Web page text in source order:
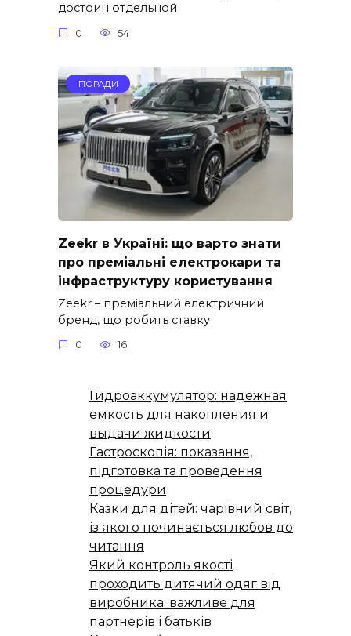
достоин отдельной
0 54
ПОРАДИ
Zeekr в Україні: що варто знати
про преміальні електрокари та
інфраструктуру користування
Zeekr – преміальний електричний
бренд, що робить ставку
0 16
Гидроаккумулятор: надежная
емкость для накопления и
выдачи жидкости
Гастроскопія: показання,
підготовка та проведення
процедури
Казки для дітей: чарівний світ,
із якого починається любов до
читання
Який контроль якості
проходить дитячий одяг від
виробника: важливе для
партнерів і батьків